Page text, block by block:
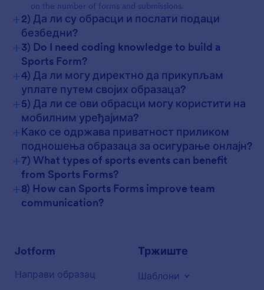
on the number of forms and submissions.
+2) Да ли су обрасци и послати подаци
безбедни?
+3) Do I need coding knowledge to build a
Sports Form?
+4) Да ли могу директно да прикупљам
уплате путем својих образаца?
+5) Да ли се ови обрасци могу користити на
мобилним уређајима?
+Како се одржава приватност приликом
подношења образаца за осигурање онлајн?
+7) What types of sports events can benefit
from Sports Forms?
+8) How can Sports Forms improve team
communication?
Jotform
Направи образац
Тржиште
Шаблони